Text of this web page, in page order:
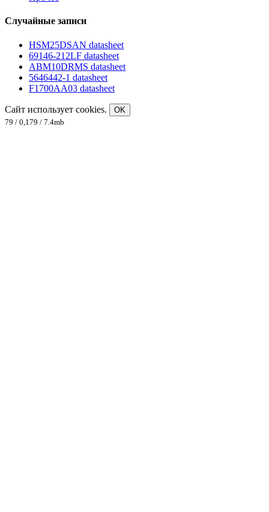
Случайные записи
HSM25DSAN datasheet
69146-212LF datasheet
ABM10DRMS datasheet
5646442-1 datasheet
F1700AA03 datasheet
Сайт использует cookies.
OK
79 / 0,179 / 7.4mb